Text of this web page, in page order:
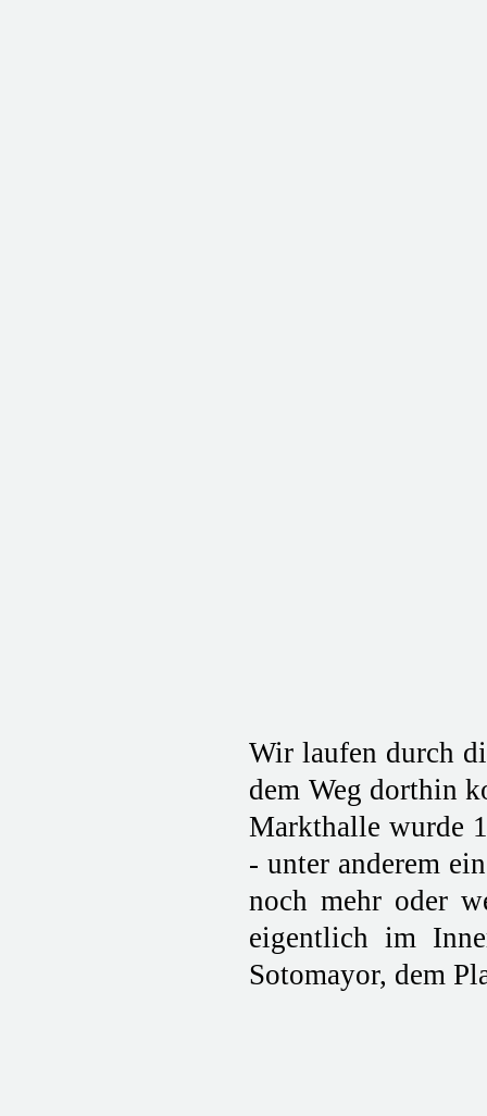
Wir laufen durch
dem Weg dorthin
Markthalle wurde
- unter anderem
noch mehr oder
eigentlich im
Sotomayor, dem